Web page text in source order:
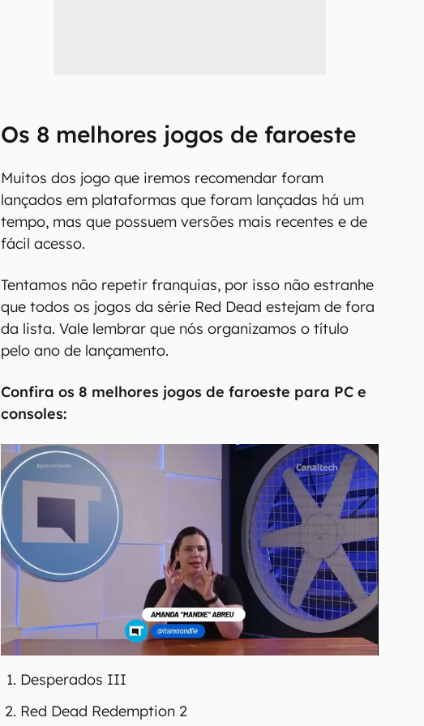
Os 8 melhores jogos de faroeste
Muitos dos jogo que iremos recomendar foram
lançados em plataformas que foram lançadas há um
tempo, mas que possuem versões mais recentes e de
fácil acesso.
Tentamos não repetir franquias, por isso não estranhe
que todos os jogos da série Red Dead estejam de fora
da lista. Vale lembrar que nós organizamos o título
pelo ano de lançamento.
Confira os 8 melhores jogos de faroeste para PC e
consoles:
Desperados III
Red Dead Redemption 2